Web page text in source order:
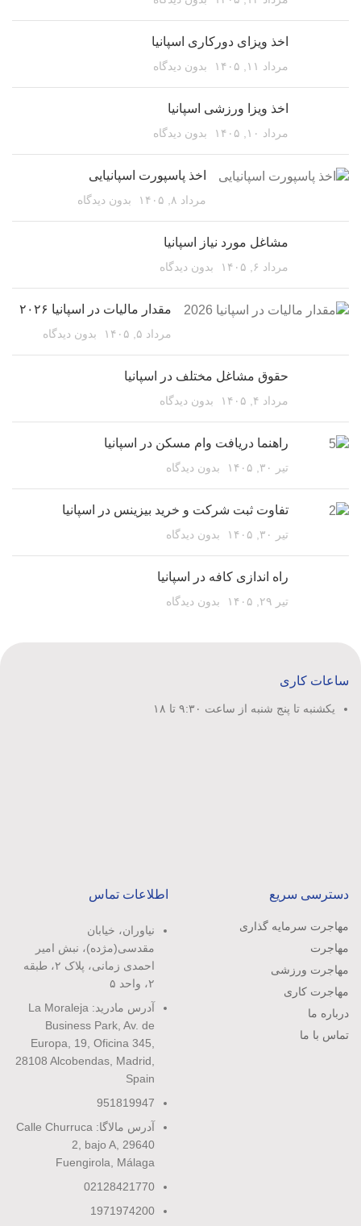
اخذ ویزای دورکاری اسپانیا
مرداد ۱۱, ۱۴۰۵ بدون دیدگاه
اخذ ویزا ورزشی اسپانیا
مرداد ۱۰, ۱۴۰۵ بدون دیدگاه
اخذ پاسپورت اسپانیایی
مرداد ۸, ۱۴۰۵ بدون دیدگاه
مشاغل مورد نیاز اسپانیا
مرداد ۶, ۱۴۰۵ بدون دیدگاه
مقدار مالیات در اسپانیا ۲۰۲۶
مرداد ۵, ۱۴۰۵ بدون دیدگاه
حقوق مشاغل مختلف در اسپانیا
مرداد ۴, ۱۴۰۵ بدون دیدگاه
راهنما دریافت وام مسکن در اسپانیا
تیر ۳۰, ۱۴۰۵ بدون دیدگاه
تفاوت ثبت شرکت و خرید بیزینس در اسپانیا
تیر ۳۰, ۱۴۰۵ بدون دیدگاه
راه اندازی کافه در اسپانیا
تیر ۲۹, ۱۴۰۵ بدون دیدگاه
ساعات کاری
یکشنبه تا پنج شنبه از ساعت ۹:۳۰ تا ۱۸
اطلاعات تماس
نیاوران، خیابان
مقدسی(مژده)، نبش امیر
احمدی زمانی، پلاک ۲، طبقه
۲، واحد ۵
آدرس مادرید: La Moraleja
Business Park, Av. de
Europa, 19, Oficina 345,
28108 Alcobendas, Madrid,
Spain
951819947
آدرس مالاگا: Calle Churruca
2, bajo A, 29640
Fuengirola, Málaga
02128421770
1971974200
دسترسی سریع
مهاجرت سرمایه گذاری
مهاجرت
مهاجرت ورزشی
مهاجرت کاری
درباره ما
تماس با ما